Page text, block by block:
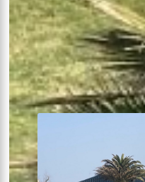
Maquettes photos
1 chambre
24m²
Terrasse sur pilotis
Terrasse solarium
Voir plus +
À partir de141€la nuit